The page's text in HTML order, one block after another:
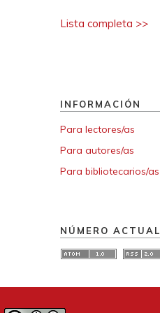
Lista completa >>
INFORMACIÓN
Para lectores/as
Para autores/as
Para bibliotecarios/as
NÚMERO ACTUAL